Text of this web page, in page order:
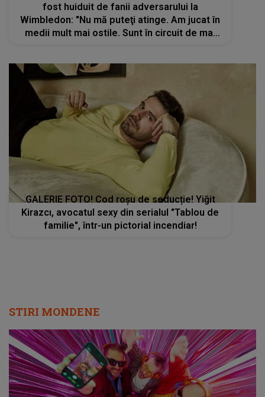
fost huiduit de fanii adversarului la
Wimbledon: "Nu mă puteţi atinge. Am jucat în
medii mult mai ostile. Sunt în circuit de mai
GALERIE FOTO! Cod roșu de seducție! Yiğit
Kirazcı, avocatul sexy din serialul "Tablou de
familie", într-un pictorial incendiar!
STIRI MONDENE